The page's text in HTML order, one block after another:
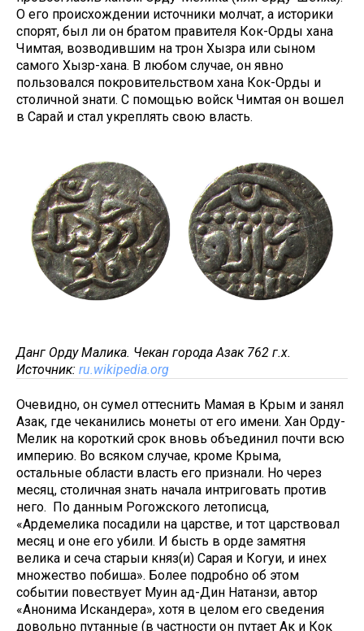
О его происхождении источники молчат, а историки
спорят, был ли он братом правителя Кок-Орды хана
Чимтая, возводившим на трон Хызра или сыном
самого Хызр-хана. В любом случае, он явно
пользовался покровительством хана Кок-Орды и
столичной знати. С помощью войск Чимтая он вошел
в Сарай и стал укреплять свою власть.
Данг Орду Малика. Чекан города Азак 762 г.х.
Источник: ru.wikipedia.org
Очевидно, он сумел оттеснить Мамая в Крым и занял
Азак, где чеканились монеты от его имени. Хан Орду-
Мелик на короткий срок вновь объединил почти всю
империю. Во всяком случае, кроме Крыма,
остальные области власть его признали. Но через
месяц, столичная знать начала интриговать против
него. По данным Рогожского летописца,
«Ардемелика посадили на царстве, и тот царствовал
месяц и оне его убили. И бысть в орде замятня
велика и сеча старыи княз(и) Сарая и Когуи, и инех
множество побиша». Более подробно об этом
событии повествует Муин ад-Дин Натанзи, автор
«Анонима Искандера», хотя в целом его сведения
довольно путанные (в частности он путает Ак и Кок